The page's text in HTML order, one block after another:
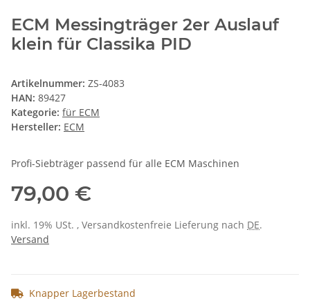
ECM Messingträger 2er Auslauf
klein für Classika PID
Artikelnummer: ZS-4083
HAN: 89427
Kategorie: für ECM
Hersteller: ECM
Profi-Siebträger passend für alle ECM Maschinen
79,00 €
inkl. 19% USt. , Versandkostenfreie Lieferung nach DE.
Versand
Knapper Lagerbestand